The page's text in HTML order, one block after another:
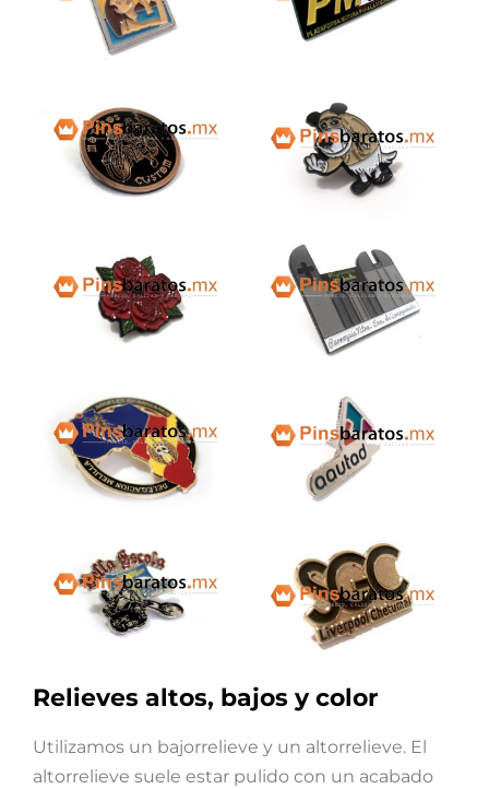
Relieves altos, bajos y color
Utilizamos un bajorrelieve y un altorrelieve. El
altorrelieve suele estar pulido con un acabado